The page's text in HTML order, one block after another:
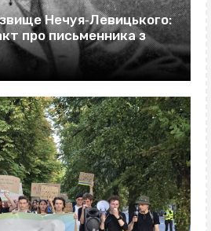
Нечуя‐Левицького:
про письменника з